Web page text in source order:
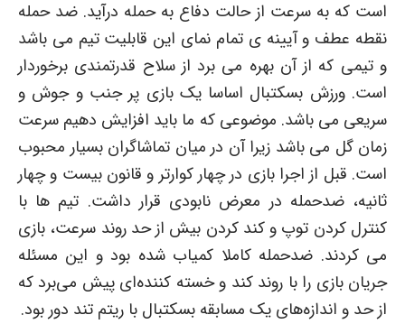
است که به سرعت از حالت دفاع به حمله درآید. ضد حمله
نقطه عطف و آیینه ی تمام نمای این قابلیت تیم می باشد
و تیمی که از آن بهره می برد از سلاح قدرتمندی برخوردار
است. ورزش بسکتبال اساسا یک بازی پر جنب و جوش و
سریعی می باشد. موضوعی که ما باید افزایش دهیم سرعت
زمان گل می باشد زیرا آن در میان تماشاگران بسیار محبوب
است. قبل از اجرا بازی در چهار کوارتر و قانون بیست و چهار
ثانیه، ضدحمله در معرض نابودی قرار داشت. تیم ها با
کنترل کردن توپ و کند کردن بیش از حد روند سرعت، بازی
می کردند. ضدحمله کاملا کمیاب شده بود و این مسئله
جریان بازی را با روند کند و خسته کننده‌ای پیش می‌برد که
از حد و اندازه‌های یک مسابقه بسکتبال با ریتم تند دور بود.